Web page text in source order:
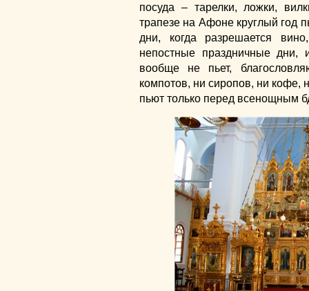
посуда – тарелки, ложки,
трапезе на Афоне круглый год
дни, когда разрешается
непостные праздничные дни,
вообще не пьет,
компотов, ни сиропов, ни кофе,
пьют только перед всенощным